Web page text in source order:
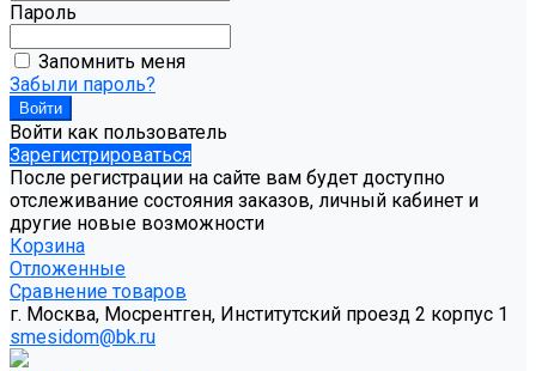
Пароль
Запомнить меня
Забыли пароль?
Войти как пользователь
Зарегистрироваться
После регистрации на сайте вам будет доступно
отслеживание состояния заказов, личный кабинет и
другие новые возможности
Корзина
Отложенные
Сравнение товаров
г. Москва, Мосрентген, Институтский проезд 2 корпус 1
smesidom@bk.ru